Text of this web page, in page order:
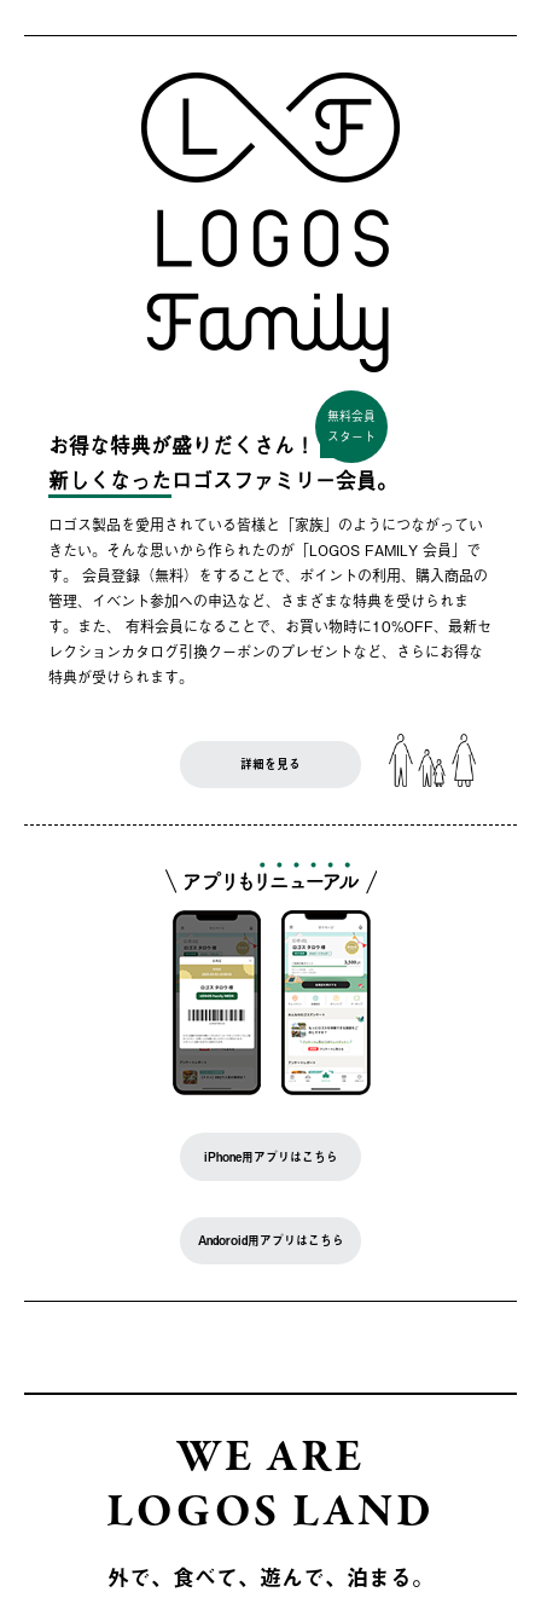
お得な特典が盛りだくさん！
無料会員
スタート
新しくなった ロゴスファミリー会員。
ロゴス製品を愛用されている皆様と「家族」のようにつながってい
きたい。そんな思いから作られたのが「LOGOS FAMILY 会員」で
す。 会員登録（無料）をすることで、ポイントの利用、購入商品の
管理、イベント参加への申込など、さまざまな特典を受けられま
す。また、 有料会員になることで、お買い物時に10%OFF、最新セ
レクションカタログ引換クーポンのプレゼントなど、さらにお得な
特典が受けられます。
詳細を見る
iPhone用アプリはこちら
Andoroid用アプリはこちら
WE ARE
LOGOS LAND
外で、食べて、遊んで、泊まる。